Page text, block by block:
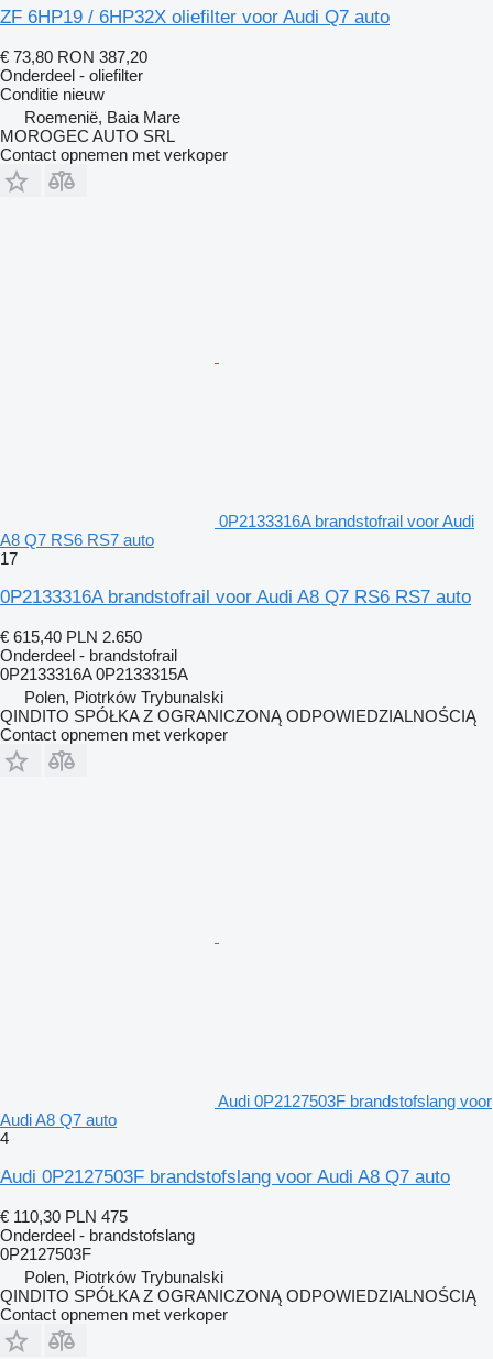
ZF 6HP19 / 6HP32X oliefilter voor Audi Q7 auto
€ 73,80 RON 387,20
Onderdeel - oliefilter
Conditie nieuw
Roemenië, Baia Mare
MOROGEC AUTO SRL
Contact opnemen met verkoper
0P2133316A brandstofrail voor Audi
A8 Q7 RS6 RS7 auto
17
0P2133316A brandstofrail voor Audi A8 Q7 RS6 RS7 auto
€ 615,40 PLN 2.650
Onderdeel - brandstofrail
0P2133316A 0P2133315A
Polen, Piotrków Trybunalski
QINDITO SPÓŁKA Z OGRANICZONĄ ODPOWIEDZIALNOŚCIĄ
Contact opnemen met verkoper
Audi 0P2127503F brandstofslang voor
Audi A8 Q7 auto
4
Audi 0P2127503F brandstofslang voor Audi A8 Q7 auto
€ 110,30 PLN 475
Onderdeel - brandstofslang
0P2127503F
Polen, Piotrków Trybunalski
QINDITO SPÓŁKA Z OGRANICZONĄ ODPOWIEDZIALNOŚCIĄ
Contact opnemen met verkoper